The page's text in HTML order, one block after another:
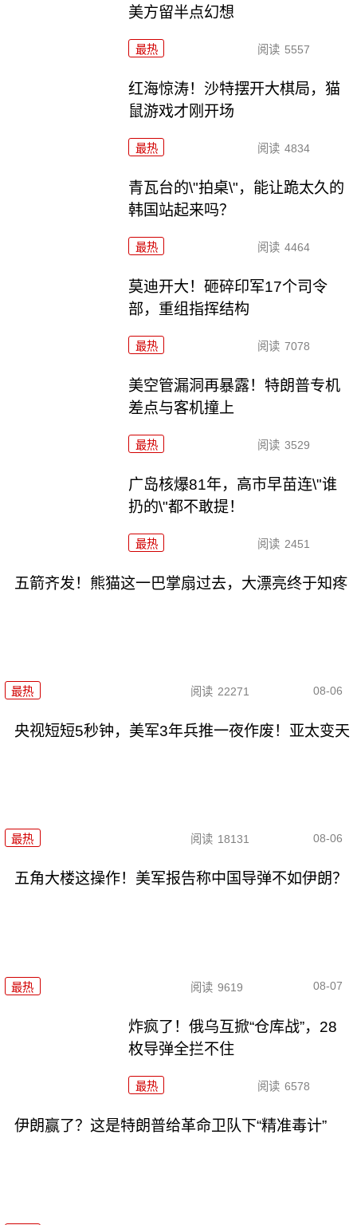
美方留半点幻想
最热 阅读 5557
红海惊涛！沙特摆开大棋局，猫
鼠游戏才刚开场
最热 阅读 4834
青瓦台的\"拍桌\"，能让跪太久的
韩国站起来吗？
最热 阅读 4464
莫迪开大！砸碎印军17个司令
部，重组指挥结构
最热 阅读 7078
美空管漏洞再暴露！特朗普专机
差点与客机撞上
最热 阅读 3529
广岛核爆81年，高市早苗连\"谁
扔的\"都不敢提！
最热 阅读 2451
五箭齐发！熊猫这一巴掌扇过去，大漂亮终于知疼
最热 阅读 22271 08-06
央视短短5秒钟，美军3年兵推一夜作废！亚太变天
最热 阅读 18131 08-06
五角大楼这操作！美军报告称中国导弹不如伊朗？
最热 阅读 9619 08-07
炸疯了！俄乌互掀“仓库战”，28
枚导弹全拦不住
最热 阅读 6578
伊朗赢了？这是特朗普给革命卫队下“精准毒计”